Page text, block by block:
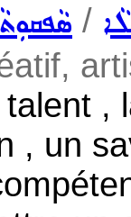
/
,
, un